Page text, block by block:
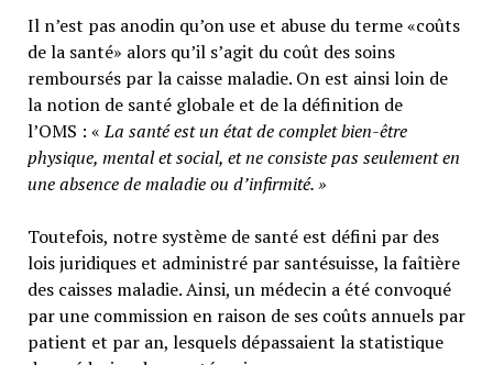
Il n’est pas anodin qu’on use et abuse du terme «coûts
de la santé» alors qu’il s’agit du coût des soins
remboursés par la caisse maladie. On est ainsi loin de
la notion de santé globale et de la définition de
l’OMS : «La santé est un état de complet bien-être
physique, mental et social, et ne consiste pas seulement en
une absence de maladie ou d’infirmité.»
Toutefois, notre système de santé est défini par des
lois juridiques et administré par santésuisse, la faîtière
des caisses maladie. Ainsi, un médecin a été convoqué
par une commission en raison de ses coûts annuels par
patient et par an, lesquels dépassaient la statistique